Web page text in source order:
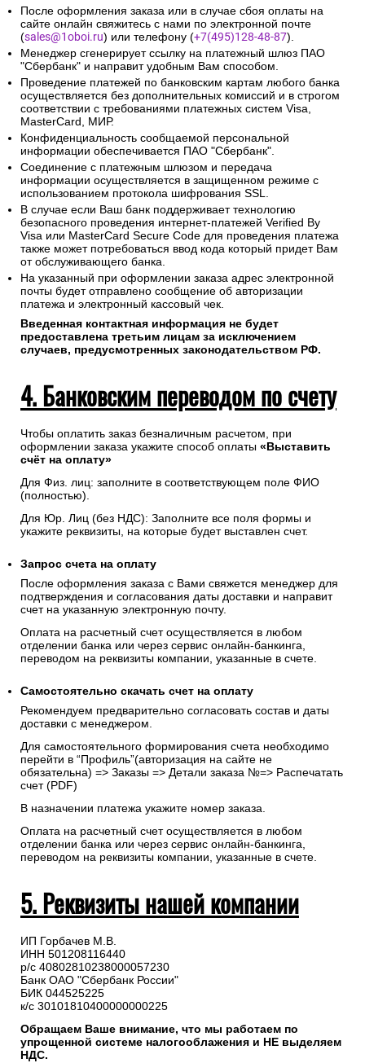
После оформления заказа или в случае сбоя оплаты на
сайте онлайн свяжитесь с нами по электронной почте
(sales@1oboi.ru) или телефону (+7(495)128-48-87).
Менеджер сгенерирует ссылку на платежный шлюз ПАО
"Сбербанк" и направит удобным Вам способом.
Проведение платежей по банковским картам любого банка
осуществляется без дополнительных комиссий и в строгом
соответствии с требованиями платежных систем Visa,
MasterCard, МИР.
Конфиденциальность сообщаемой персональной
информации обеспечивается ПАО "Сбербанк".
Соединение с платежным шлюзом и передача
информации осуществляется в защищенном режиме с
использованием протокола шифрования SSL.
В случае если Ваш банк поддерживает технологию
безопасного проведения интернет-платежей Verified By
Visa или MasterCard Secure Code для проведения платежа
также может потребоваться ввод кода который придет Вам
от обслуживающего банка.
На указанный при оформлении заказа адрес электронной
почты будет отправлено сообщение об авторизации
платежа и электронный кассовый чек.
Введенная контактная информация не будет
предоставлена третьим лицам за исключением
случаев, предусмотренных законодательством РФ.
4. Банковским переводом по счету
Чтобы оплатить заказ безналичным расчетом, при
оформлении заказа укажите способ оплаты «Выставить
счёт на оплату»
Для Физ. лиц: заполните в соответствующем поле ФИО
(полностью).
Для Юр. Лиц (без НДС): Заполните все поля формы и
укажите реквизиты, на которые будет выставлен счет.
Запрос счета на оплату
После оформления заказа с Вами свяжется менеджер для
подтверждения и согласования даты доставки и направит
счет на указанную электронную почту.
Оплата на расчетный счет осуществляется в любом
отделении банка или через сервис онлайн-банкинга,
переводом на реквизиты компании, указанные в счете.
Самостоятельно скачать счет на оплату
Рекомендуем предварительно согласовать состав и даты
доставки с менеджером.
Для самостоятельного формирования счета необходимо
перейти в “Профиль”(авторизация на сайте не
обязательна) => Заказы => Детали заказа №=> Распечатать
счет (PDF)
В назначении платежа укажите номер заказа.
Оплата на расчетный счет осуществляется в любом
отделении банка или через сервис онлайн-банкинга,
переводом на реквизиты компании, указанные в счете.
5. Реквизиты нашей компании
ИП Горбачев М.В.
ИНН 501208116440
р/с 40802810238000057230
Банк ОАО "Сбербанк России"
БИК 044525225
к/с 30101810400000000225
Обращаем Ваше внимание, что мы работаем по
упрощенной системе налогооблажения и НЕ выделяем
НДС.